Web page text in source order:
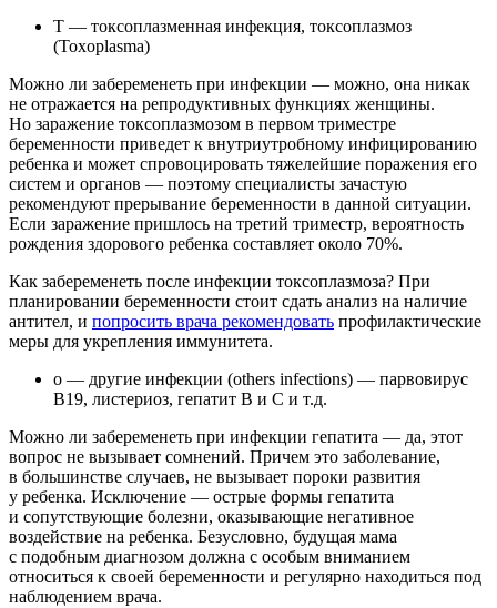
Т — токсоплазменная инфекция, токсоплазмоз
(Toxoplasma)
Можно ли забеременеть при инфекции — можно, она никак
не отражается на репродуктивных функциях женщины.
Но заражение токсоплазмозом в первом триместре
беременности приведет к внутриутробному инфицированию
ребенка и может спровоцировать тяжелейшие поражения его
систем и органов — поэтому специалисты зачастую
рекомендуют прерывание беременности в данной ситуации.
Если заражение пришлось на третий триместр, вероятность
рождения здорового ребенка составляет около 70%.
Как забеременеть после инфекции токсоплазмоза? При
планировании беременности стоит сдать анализ на наличие
антител, и попросить врача рекомендовать профилактические
меры для укрепления иммунитета.
о — другие инфекции (others infections) — парвовирус
В19, листериоз, гепатит В и С и т.д.
Можно ли забеременеть при инфекции гепатита — да, этот
вопрос не вызывает сомнений. Причем это заболевание,
в большинстве случаев, не вызывает пороки развития
у ребенка. Исключение — острые формы гепатита
и сопутствующие болезни, оказывающие негативное
воздействие на ребенка. Безусловно, будущая мама
с подобным диагнозом должна с особым вниманием
относиться к своей беременности и регулярно находиться под
наблюдением врача.